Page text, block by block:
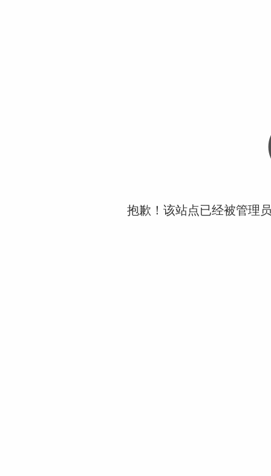
抱歉！该站点已经被管理